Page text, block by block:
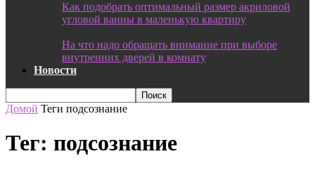
Как подобрать оптимальный размер акриловой
угловой ванны в маленькую квартиру
На что надо обращать внимание при выборе
внутренних дверей в комнату
Новости
Домой Теги подсознание
Тег: подсознание